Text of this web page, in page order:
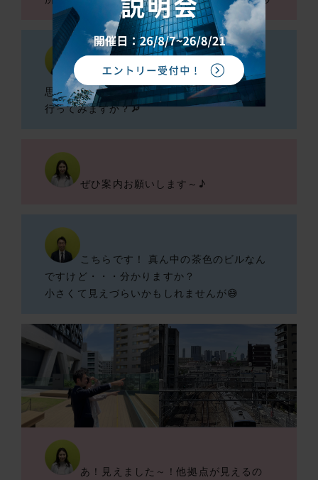
そうなんです！今日は快晴で見えると
思いますよ！
行ってみますか？🔎
ぜひ案内お願いします～♪
こちらです！ 真ん中の茶色のビルなん
ですけど・・・分かりますか？
小さくて見えづらいかもしれませんが😅
あ！見えました～！他拠点が見えるの